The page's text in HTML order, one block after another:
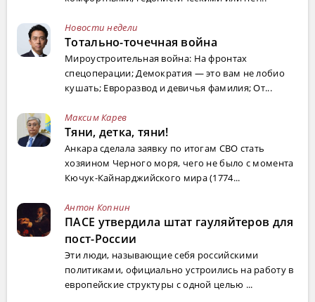
Новости недели
Тотально-точечная война
Мироустроительная война: На фронтах
спецоперации; Демократия — это вам не лобио
кушать; Евроразвод и девичья фамилия; От...
Максим Карев
Тяни, детка, тяни!
Анкара сделала заявку по итогам СВО стать
хозяином Черного моря, чего не было с момента
Кючук-Кайнарджийского мира (1774...
Антон Копнин
ПАСЕ утвердила штат гауляйтеров для
пост-России
Эти люди, называющие себя российскими
политиками, официально устроились на работу в
европейские структуры с одной целью ...